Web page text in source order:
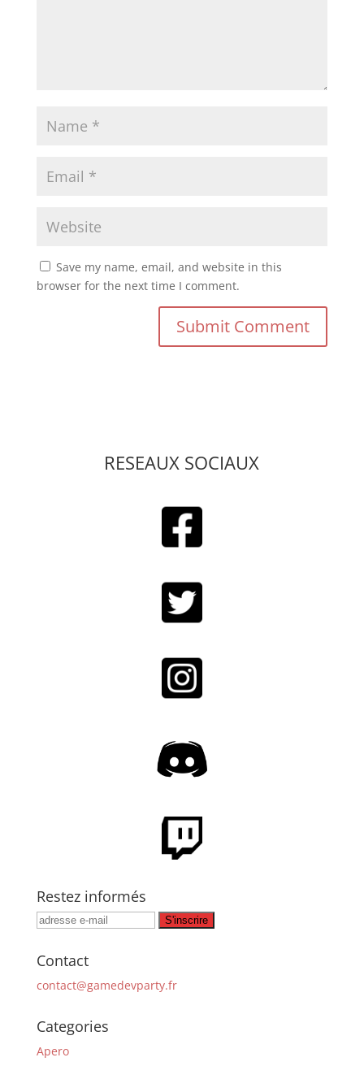
Save my name, email, and website in this
browser for the next time I comment.
RESEAUX SOCIAUX
Restez informés
Contact
contact@gamedevparty.fr
Categories
Apero